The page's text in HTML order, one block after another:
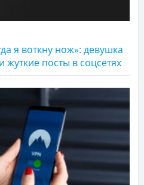
я воткну нож»: девушка
жуткие посты в соцсетях